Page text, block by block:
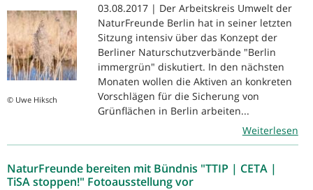
© Uwe Hiksch
03.08.2017 | Der Arbeitskreis Umwelt der
NaturFreunde Berlin hat in seiner letzten
Sitzung intensiv über das Konzept der
Berliner Naturschutzverbände "Berlin
immergrün" diskutiert. In den nächsten
Monaten wollen die Aktiven an konkreten
Vorschlägen für die Sicherung von
Grünflächen in Berlin arbeiten...
Weiterlesen
NaturFreunde bereiten mit Bündnis "TTIP | CETA |
TiSA stoppen!" Fotoausstellung vor